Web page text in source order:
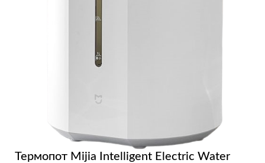
Термопот Mijia Intelligent Electric Water